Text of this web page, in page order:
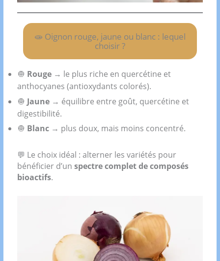
🧫 Oignon rouge, jaune ou blanc : lequel
choisir ?
🧅 Rouge → le plus riche en quercétine et
anthocyanes (antioxydants colorés).
🧅 Jaune → équilibre entre goût, quercétine et
digestibilité.
🧅 Blanc → plus doux, mais moins concentré.
💬 Le choix idéal : alterner les variétés pour
bénéficier d’unspectre complet de composés
bioactifs.